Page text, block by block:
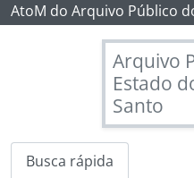
AtoM do Arquivo Público
Arquivo
Estado
Santo
Busca rápida